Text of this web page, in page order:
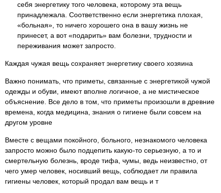
себя энергетику того человека, которому эта вещь
принадлежала. Соответственно если энергетика плохая,
«больная», то ничего хорошего она в вашу жизнь не
принесет, а вот «подарить» вам болезни, трудности и
переживания может запросто.
Каждая чужая вещь сохраняет энергетику своего хозяина
Важно понимать, что приметы, связанные с энергетикой чужой
одежды и обуви, имеют вполне логичное, а не мистическое
объяснение. Все дело в том, что приметы произошли в древние
времена, когда медицина, знания о гигиене были совсем на
другом уровне
Вместе с вещами покойного, больного, незнакомого человека
запросто можно было подцепить какую-то серьезную, а то и
смертельную болезнь, вроде тифа, чумы, ведь неизвестно, от
чего умер человек, носивший вещь, соблюдает ли правила
гигиены человек, который продал вам вещь и т